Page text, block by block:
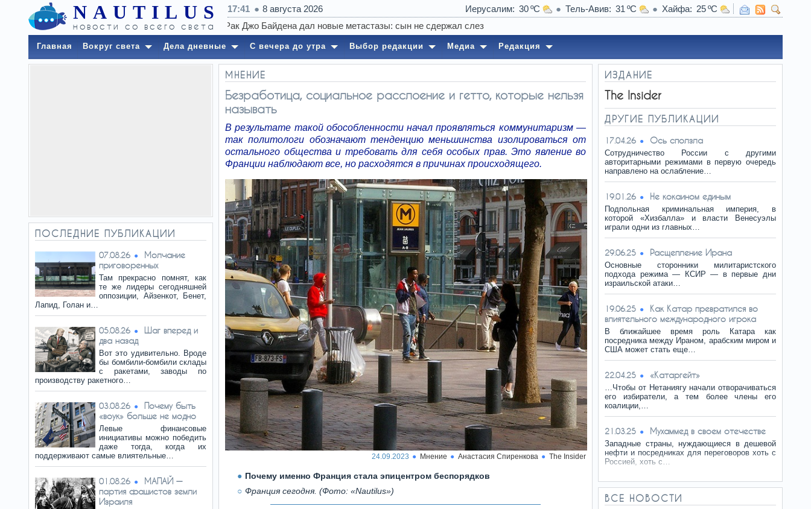
NAUTILUS
новости со всего света
17:41 8 августа 2026 Иерусалим 30 Тель-Авив 31 Хайфа
25
Главная Вокруг света Дела дневные С вечера до утра Выбор редакции Медиа Редакция
ПОСЛЕДНИЕ ПУБЛИКАЦИИ
07.08.26
Молчание
приговоренных
Там прекрасно помнят, как
те же лидеры сегодняшней
оппозиции, Айзенкот, Бенет,
Лапид, Голан и…
05.08.26
Шаг вперед и
два назад
Вот это удивительно. Вроде
бы бомбили-бомбили склады
с ракетами, заводы по
производству ракетного…
03.08.26
Почему быть
«воук» больше не модно
Левые финансовые
инициативы можно победить
даже тогда, когда их
поддерживают самые влиятельные…
01.08.26
МАПАЙ —
партия фашистов земли
Израиля
МНЕНИЕ
Безработица, социальное расслоение и гетто, которые нельзя
называть
В результате такой обособленности начал проявляться коммунитаризм —
так политологи обозначают тенденцию меньшинства изолироваться от
остального общества и требовать для себя особых прав. Это явление во
Франции наблюдают все, но расходятся в причинах происходящего.
24.09.2023 Мнение Анастасия Спиренкова The Insider
Почему именно Франция стала эпицентром беспорядков
Франция сегодня. (Фото: «Nautilus»)
ИЗДАНИЕ
The Insider
ДРУГИЕ ПУБЛИКАЦИИ
17.04.26 Ось сползла
Сотрудничество России с другими
авторитарными режимами в первую очередь
направлено на ослабление…
19.01.26 Не кокаином единым
Подпольная криминальная империя, в
которой «Хизбалла» и власти Венесуэлы
играли одни из главных…
29.06.25 Расщепление Ирана
Основные сторонники милитаристского
подхода режима — КСИР — в первые дни
израильской атаки…
19.06.25
Как Катар превратился во
влиятельного международного игрока
В ближайшее время роль Катара как
посредника между Ираном, арабским миром и
США может стать еще…
22.04.25 «Катаргейт»
…Чтобы от Нетаниягу начали отворачиваться
его избиратели, а тем более члены его
коалиции,…
21.03.25 Мухаммед в своем отечестве
Западные страны, нуждающиеся в дешевой
нефти и посредниках для переговоров хоть с
Россией, хоть с…
ВСЕ НОВОСТИ